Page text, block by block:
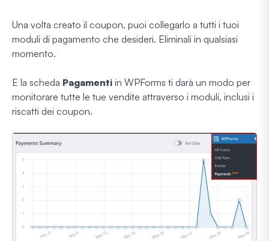
Una volta creato il coupon, puoi collegarlo a tutti i tuoi
moduli di pagamento che desideri. Eliminali in qualsiasi
momento.
E la scheda Pagamenti in WPForms ti darà un modo per
monitorare tutte le tue vendite attraverso i moduli, inclusi i
riscatti dei coupon.